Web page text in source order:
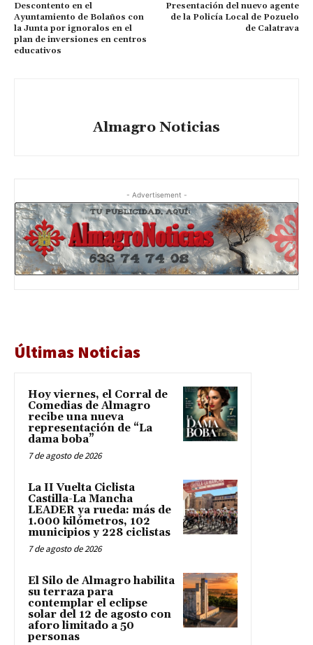
Descontento en el
Ayuntamiento de Bolaños con
la Junta por ignoralos en el
plan de inversiones en centros
educativos
Presentación del nuevo agente
de la Policía Local de Pozuelo
de Calatrava
Almagro Noticias
- Advertisement -
Últimas Noticias
Hoy viernes, el Corral de
Comedias de Almagro
recibe una nueva
representación de “La
dama boba”
7 de agosto de 2026
La II Vuelta Ciclista
Castilla-La Mancha
LEADER ya rueda: más de
1.000 kilómetros, 102
municipios y 228 ciclistas
7 de agosto de 2026
El Silo de Almagro habilita
su terraza para
contemplar el eclipse
solar del 12 de agosto con
aforo limitado a 50
personas